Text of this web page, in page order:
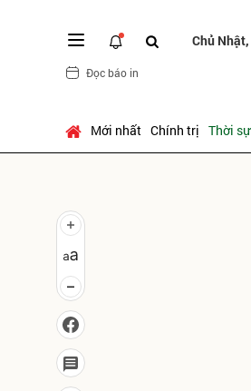
Chủ Nhật,
Đọc báo in
Mới nhất Chính trị Thời sự